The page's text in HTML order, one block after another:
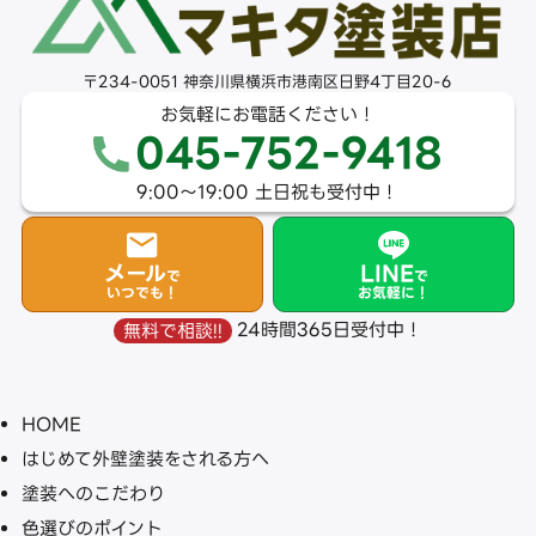
〒234-0051 神奈川県横浜市港南区日野4丁目20-6
お気軽にお電話ください！
045-752-9418
9:00〜19:00 土日祝も受付中！
メールで
いつでも！
LINEで
お気軽に！
無料で相談!! 24時間365日受付中！
HOME
はじめて外壁塗装をされる方へ
塗装へのこだわり
色選びのポイント